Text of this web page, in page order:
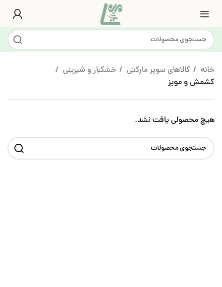
خانه کالاهای سوپر مارکتی
خشکبار و شیرینی
کشمش و مویز
هیچ محصولی یافت نشد.